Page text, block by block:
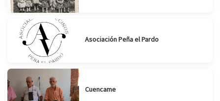
Asociación Peña el Pardo
Cuencame